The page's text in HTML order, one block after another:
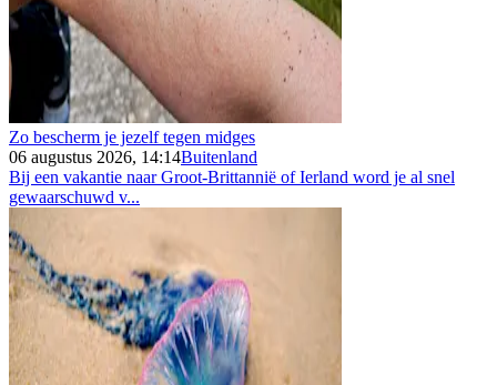
Zo bescherm je jezelf tegen midges
06 augustus 2026, 14:14Buitenland
Bij een vakantie naar Groot-Brittannië of Ierland word je al snel
gewaarschuwd v...